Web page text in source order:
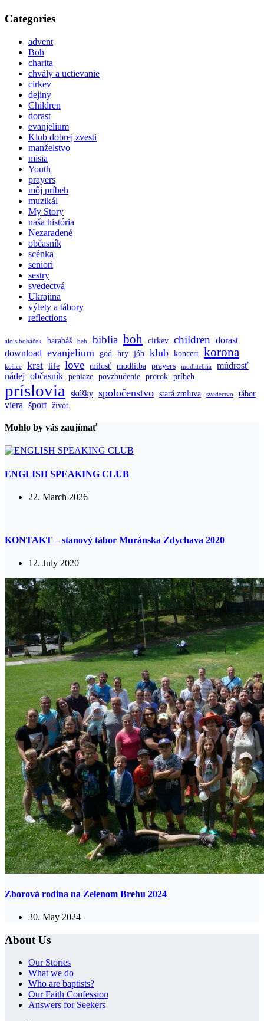
Categories
advent
Boh
charita
chvály a uctievanie
cirkev
dejiny
Children
dorast
evanjelium
Klub dobrej zvesti
manželstvo
misia
Youth
prayers
môj príbeh
muzikál
My Story
naša história
Nezaradené
občasník
scénka
seniori
sestry
svedectvá
Ukrajina
výlety a tábory
reflections
alois boháček barabáš beh biblia boh cirkev children dorast
download evanjelium god hry jób klub koncert korona
košice krst life love milosť modlitba prayers modlitebňa
múdrosť
nádej občasník peniaze povzbudenie prorok príbeh
príslovia skúšky spoločenstvo stará zmluva svedectvo tábor
viera šport život
Mohlo by vás zaujímať
ENGLISH SPEAKING CLUB
22. March 2026
KONTAKT – stanový tábor Muránska Zdychava 2020
12. July 2020
Zborová rodina na Zelenom Brehu 2024
30. May 2024
About Us
Our Stories
What we do
Who are baptists?
Our Faith Confession
Answers for Seekers